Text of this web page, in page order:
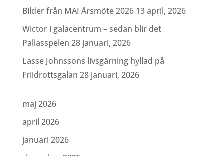
Bilder från MAI Årsmöte 2026 13 april, 2026
Wictor i galacentrum – sedan blir det
Pallasspelen 28 januari, 2026
Lasse Johnssons livsgärning hyllad på
Friidrottsgalan 28 januari, 2026
maj 2026
april 2026
januari 2026